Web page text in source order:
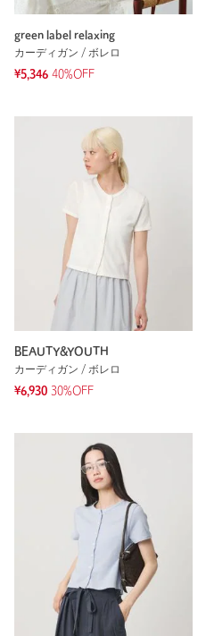
green label relaxing
カーディガン / ボレロ
¥5,346 40%OFF
BEAUTY&YOUTH
カーディガン / ボレロ
¥6,930 30%OFF